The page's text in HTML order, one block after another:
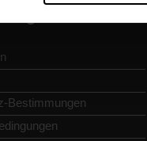
Bestimmungen